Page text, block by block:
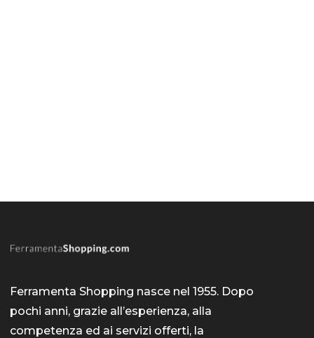
Ferramenta Shopping nasce nel 1955. Dopo
pochi anni, grazie all’esperienza, alla
competenza ed ai servizi offerti, la